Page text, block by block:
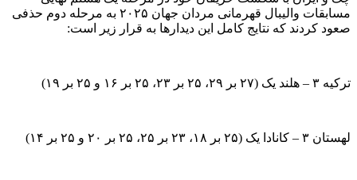
مسابقات والیبال قهرمانی مردان جهان ۲۰۲۵ به مرحله دوم حذفی
صعود کردند که نتایج کامل این دیدار‌ها به قرار زیر است:
ترکیه ۳ – هلند یک (۲۷ بر ۲۹، ۲۵ بر ۲۳، ۲۵ بر ۱۶ و ۲۵ بر ۱۹)
لهستان ۳ – کانادا یک (۲۵ بر ۱۸، ۲۳ بر ۲۵، ۲۵ بر ۲۰ و ۲۵ بر ۱۴)